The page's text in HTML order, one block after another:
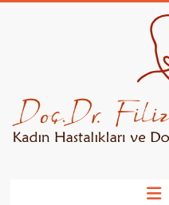
Kadın
Hastalıkları
ve